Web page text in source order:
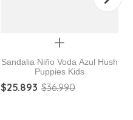
Quickview
Sandalia Niño Voda Azul Hush
Puppies Kids
$25.893 $36.990